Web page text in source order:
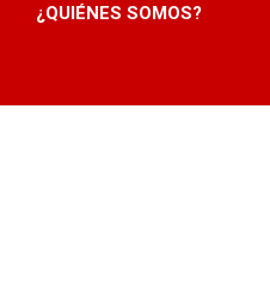
¿QUIÉNES SOMOS?